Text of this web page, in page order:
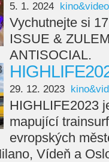
5. 1. 2024 kino&video
Vychutnejte si
ISSUE &
ANTISOCIAL.
29. 12. 2023
HIGHLIFE2023
mapující
evropských
Vídeň a